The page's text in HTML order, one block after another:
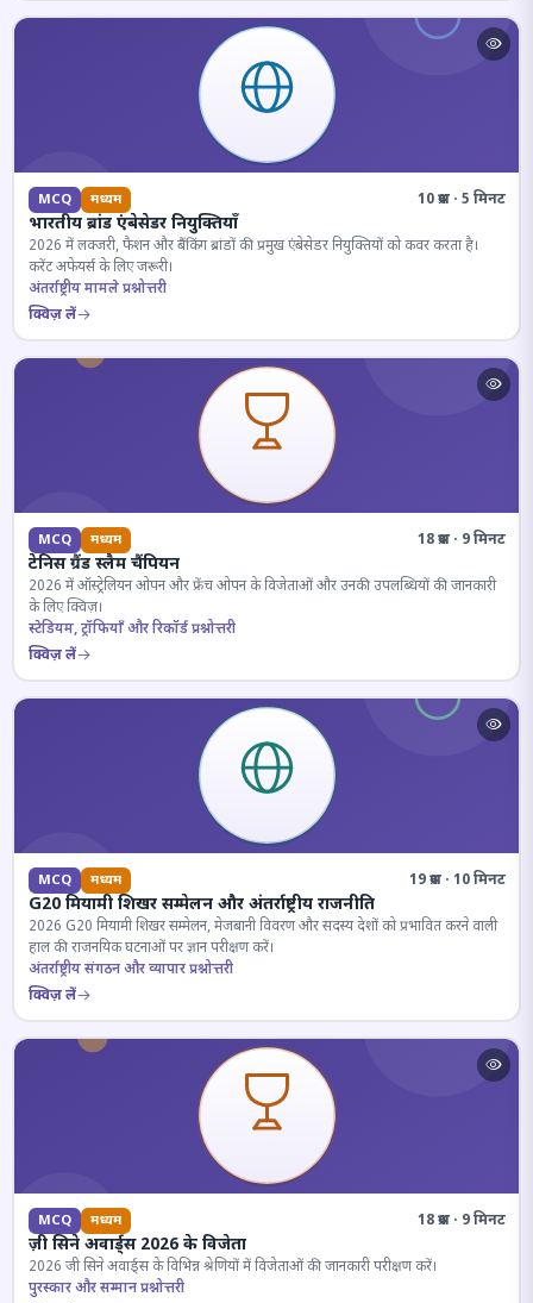
MCQ मध्यम 10 प्रश्न · 5 मिनट
भारतीय ब्रांड एंबेसेडर नियुक्तियाँ
2026 में लक्जरी, फैशन और बैंकिंग ब्रांडों की प्रमुख एंबेसेडर नियुक्तियों को कवर करता है।
करेंट अफेयर्स के लिए जरूरी।
अंतर्राष्ट्रीय मामले प्रश्नोत्तरी
क्विज़ लें
MCQ मध्यम 18 प्रश्न · 9 मिनट
टेनिस ग्रैंड स्लैम चैंपियन
2026 में ऑस्ट्रेलियन ओपन और फ्रेंच ओपन के विजेताओं और उनकी उपलब्धियों की जानकारी
के लिए क्विज़।
स्टेडियम, ट्रॉफियाँ और रिकॉर्ड प्रश्नोत्तरी
क्विज़ लें
MCQ मध्यम 19 प्रश्न · 10 मिनट
G20 मियामी शिखर सम्मेलन और अंतर्राष्ट्रीय राजनीति
2026 G20 मियामी शिखर सम्मेलन, मेजबानी विवरण और सदस्य देशों को प्रभावित करने वाली
हाल की राजनयिक घटनाओं पर ज्ञान परीक्षण करें।
अंतर्राष्ट्रीय संगठन और व्यापार प्रश्नोत्तरी
क्विज़ लें
MCQ मध्यम 18 प्रश्न · 9 मिनट
ज़ी सिने अवार्ड्स 2026 के विजेता
2026 जी सिने अवार्ड्स के विभिन्न श्रेणियों में विजेताओं की जानकारी परीक्षण करें।
पुरस्कार और सम्मान प्रश्नोत्तरी